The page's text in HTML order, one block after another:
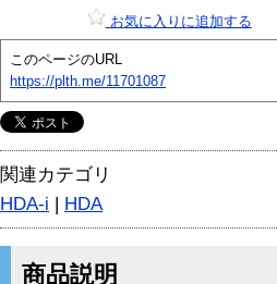
お気に入りに追加する
このページのURL
https://plth.me/11701087
関連カテゴリ
HDA-i | HDA
商品説明